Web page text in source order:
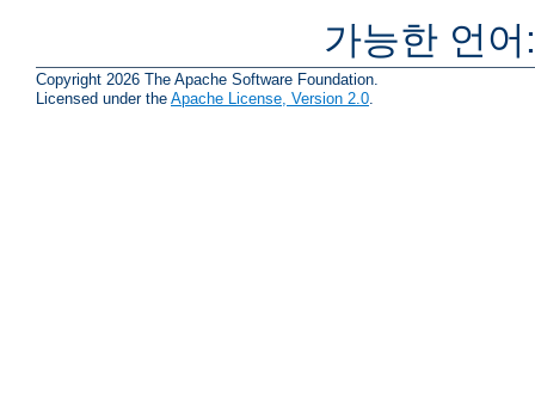
가능한 언
Copyright 2026 The Apache Software Foundation.
Licensed under the Apache License, Version 2.0.